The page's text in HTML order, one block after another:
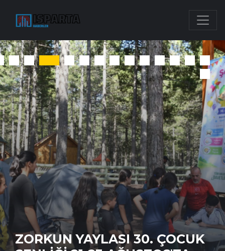
ZORKUN YAYLASI 30. ÇOCUK